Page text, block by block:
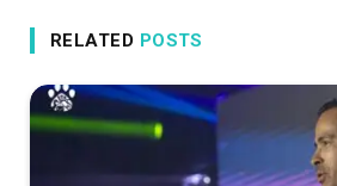
RELATED POSTS